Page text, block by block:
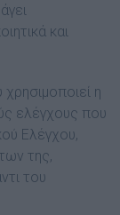
και
η
ελέγχους που
Ελέγχου,
της,
του